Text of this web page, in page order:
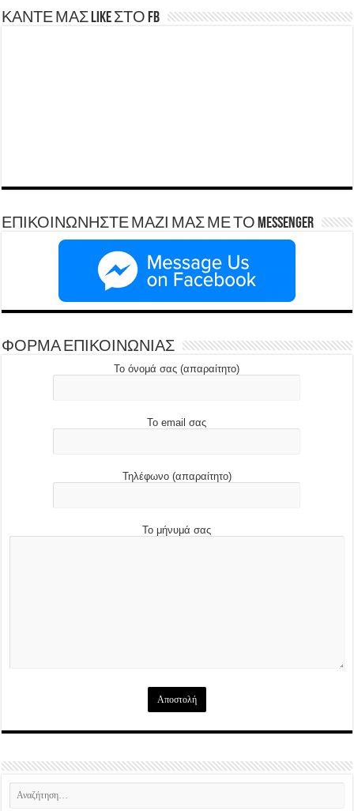
ΚΑΝΤΕ ΜΑΣ LIKE ΣΤΟ FB
ΕΠΙΚΟΙΝΩΝΗΣΤΕ ΜΑΖΙ ΜΑΣ ΜΕ ΤΟ Messenger
ΦΟΡΜΑ ΕΠΙΚΟΙΝΩΝΙΑΣ
Το όνομά σας (απαραίτητο)
Το email σας
Τηλέφωνο (απαραίτητο)
Το μήνυμά σας